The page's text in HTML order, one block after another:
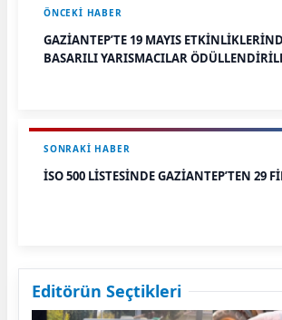
ÖNCEKI HABER
GAZİANTEP’TE 19 MAYIS
BAŞARILI YARIŞMACILAR
SONRAKI HABER
İSO 500 LİSTESİNDE GAZİANTEP’TEN 29
Editörün Seçtikleri